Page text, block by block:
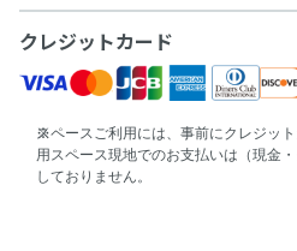
クレジットカード
スペースご利用には、事前にクレジッ
用スペース現地でのお支払いは（現金
しておりません。